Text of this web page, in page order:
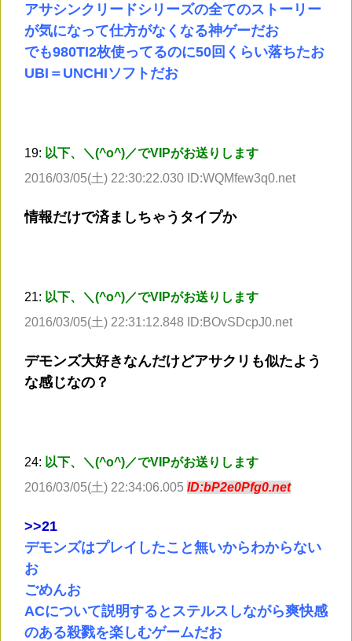
アサシンクリードシリーズの全てのストーリー
が気になって仕方がなくなる神ゲーだお
でも980TI2枚使ってるのに50回くらい落ちたお
UBI＝UNCHIソフトだお
19: 以下、＼(^o^)／でVIPがお送りします
2016/03/05(土) 22:30:22.030 ID:WQMfew3q0.net
情報だけで済ましちゃうタイプか
21: 以下、＼(^o^)／でVIPがお送りします
2016/03/05(土) 22:31:12.848 ID:BOvSDcpJ0.net
デモンズ大好きなんだけどアサクリも似たよう
な感じなの？
24: 以下、＼(^o^)／でVIPがお送りします
2016/03/05(土) 22:34:06.005 ID:bP2e0Pfg0.net
>>21
デモンズはプレイしたこと無いからわからない
お
ごめんお
ACについて説明するとステルスしながら爽快感
のある殺戮を楽しむゲームだお